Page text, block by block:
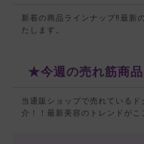
新着の商品ラインナップ‼最新
たします。
★今週の売れ筋商
当通販ショップで売れている
介！！ 最新美容のトレンドがこ